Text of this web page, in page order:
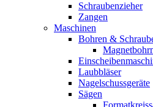
Schraubenzieher
Zangen
Maschinen
Bohren &
Laubbläser
Nagelschussgeräte
Sägen